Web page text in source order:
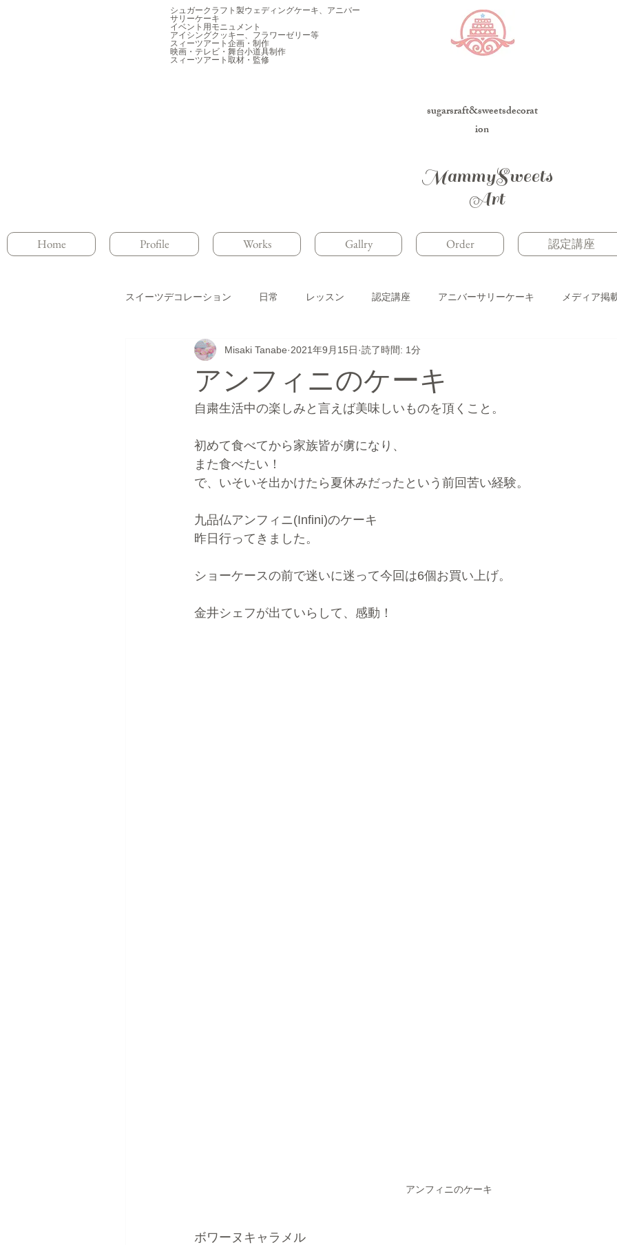
シュガークラフト製ウェディングケーキ、アニバー
サリーケーキ
イベント用モニュメント
アイシングクッキー、フラワーゼリー等
スィーツアート企画・制作
映画・テレビ・舞台小道具制作
スィーツアート取材・監修
sugarsraft&sweetsdecorat
ion
MammySweets
Art
Home Profile Works Gallry Order 認定講座
スイーツデコレーション 日常 レッスン 認定講座 アニバーサリーケーキ メディア掲
フラワーゼリー シュガークラフト かき氷 ウェディングケーキ
ウェディングケーキ 無題のカテゴリー 無題のカテゴリー カップケーキ
アンフィニのケーキ
Misaki Tanabe 2021年9月15日 読了時間: 1分
自粛生活中の楽しみと言えば美味しいものを頂くこと。
初めて食べてから家族皆が虜になり、
また食べたい！
で、いそいそ出かけたら夏休みだったという前回苦い経験。
九品仏アンフィニ(Infini)のケーキ
昨日行ってきました。
ショーケースの前で迷いに迷って今回は6個お買い上げ。
金井シェフが出ていらして、感動！
アンフィニのケーキ
ボワーヌキャラメル